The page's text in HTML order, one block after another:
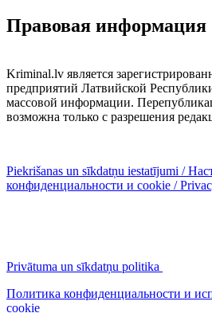
Правовая информация
Kriminal.lv является
предприятий Латвийской
массовой информации.
возможна только с разрешения
Piekrišanas un sīkdatņu iestatījumi /
конфиденциальности и cookie /
Privātuma un sīkdatņu politika
Политика конфиденциальности и
cookie